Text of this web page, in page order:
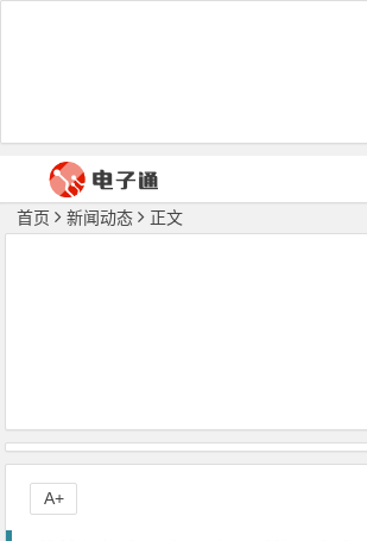
首页 新闻动态 正文
A+